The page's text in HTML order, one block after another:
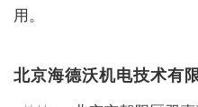
用。
北京海德沃机电技术有